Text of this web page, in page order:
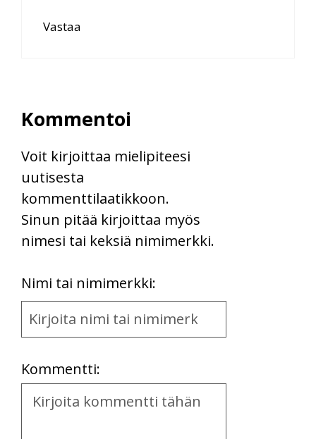
Vastaa
Kommentoi
Voit kirjoittaa mielipiteesi
uutisesta
kommenttilaatikkoon.
Sinun pitää kirjoittaa myös
nimesi tai keksiä nimimerkki.
Nimi tai nimimerkki:
Name
and
Kommentti:
Kommentti